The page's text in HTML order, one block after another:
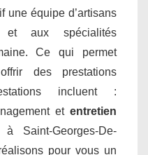
une équipe d’artisans
et aux spécialités
Ce qui permet
des prestations
incluent :
et entretien
Saint-Georges-De-
pour vous un